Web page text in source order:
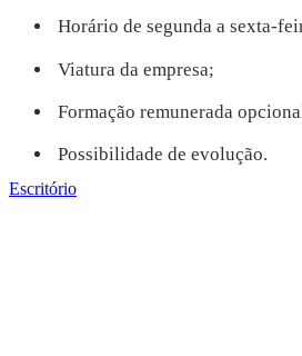
Horário de segunda a sexta-
Viatura da empresa;
Formação remunerada
Possibilidade de evolução.
Escritório